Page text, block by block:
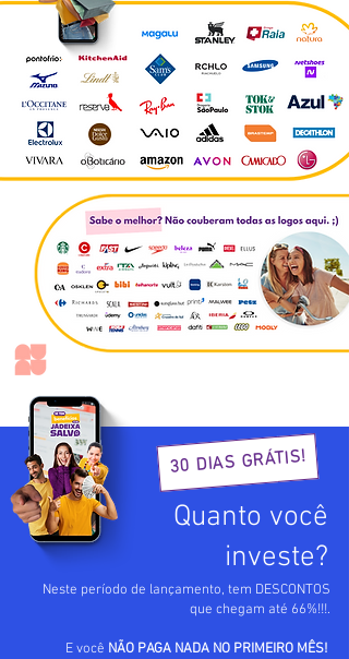
30 DIAS GRÁTIS!
Quanto você
investe?
Neste período de lançamento, tem DESCONTOS
que chegam até 66%!!!.
E você NÃO PAGA NADA NO PRIMEIRO MÊS!